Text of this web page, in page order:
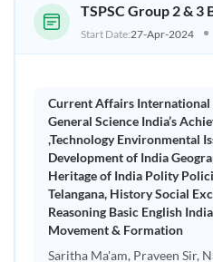
All live classes (TELUGU)
All Individual Subject Batches/ అన్ని
వ్యక్తిగత విషయ బ్యాచ్‌లు
All Video Courses
అన్ని వీడియో కోర్సులు
All Revision Batches
TSPSC Group 2 & 3
Start Date:27-Apr-2024
Current Affairs International
General Science India’s
,Technology Environmental
Development of India
Heritage of India Polity
Telangana, History Social
Reasoning Basic English
Movement & Formation
Saritha Ma'am, Praveen Sir,